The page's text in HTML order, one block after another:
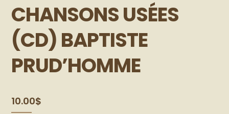
CHANSONS USÉES
(CD) BAPTISTE
PRUD’HOMME
10.00$